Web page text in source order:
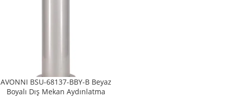
AVONNI BSU-68137-BBY-B Beyaz
Boyalı Dış Mekan Aydınlatma